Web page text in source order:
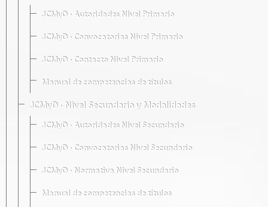
JCMyD · Autoridades Nivel Primario
JCMyD · Convocatorias Nivel Primario
JCMyD · Contacto Nivel Primario
Manual de competencias de títulos
JCMyD · Nivel Secundario y Modalidades
JCMyD · Autoridades Nivel Secundario
JCMyD · Convocatorias Nivel Secundario
JCMyD · Normativa Nivel Secundario
Manual de competencias de títulos